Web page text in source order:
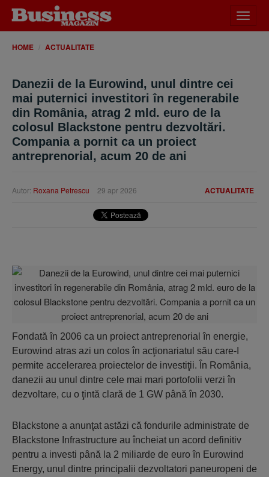
meniu
HOME ACTUALITATE
Danezii de la Eurowind, unul dintre cei
mai puternici investitori în regenerabile
din România, atrag 2 mld. euro de la
colosul Blackstone pentru dezvoltări.
Compania a pornit ca un proiect
antreprenorial, acum 20 de ani
ACTUALITATE
Autor: Roxana Petrescu 29 apr 2026
Fondată în 2006 ca un proiect antreprenorial în energie,
Eurowind atras azi un colos în acţionariatul său care-I
permite accelerarea proiectelor de investiţii. În România,
danezii au unul dintre cele mai mari portofolii verzi în
dezvoltare, cu o ţintă clară de 1 GW până în 2030.
Blackstone a anunţat astăzi că fondurile administrate de
Blackstone Infrastructure au încheiat un acord definitiv
pentru a investi până la 2 miliarde de euro în Eurowind
Energy, unul dintre principalii dezvoltatori paneuropeni de